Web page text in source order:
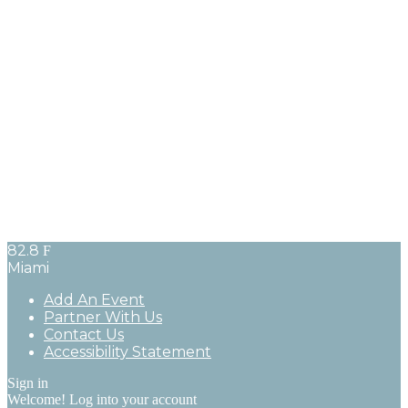
82.8 F
Miami
Add An Event
Partner With Us
Contact Us
Accessibility Statement
Sign in
Welcome! Log into your account